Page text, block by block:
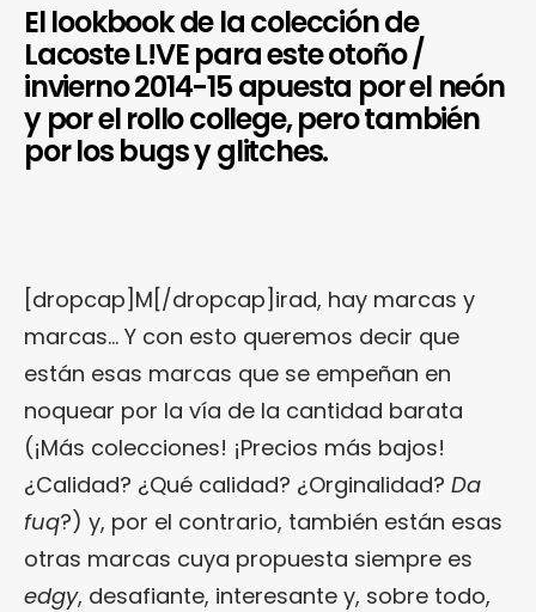
El lookbook de la colección de
Lacoste L!VE para este otoño /
invierno 2014-15 apuesta por el neón
y por el rollo college, pero también
por los bugs y glitches.
[dropcap]M[/dropcap]irad, hay marcas y
marcas… Y con esto queremos decir que
están esas marcas que se empeñan en
noquear por la vía de la cantidad barata
(¡Más colecciones! ¡Precios más bajos!
¿Calidad? ¿Qué calidad? ¿Orginalidad? Da
fuq?) y, por el contrario, también están esas
otras marcas cuya propuesta siempre es
edgy, desafiante, interesante y, sobre todo,